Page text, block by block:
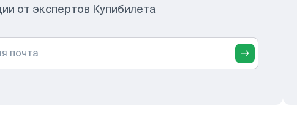
от экспертов Купибилета
почта